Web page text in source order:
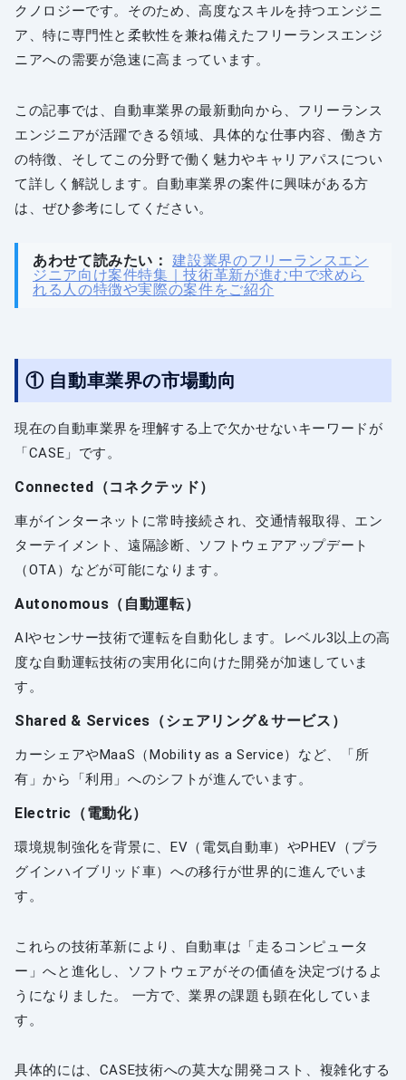
クノロジーです。そのため、高度なスキルを持つエンジニ
ア、特に専門性と柔軟性を兼ね備えたフリーランスエンジ
ニアへの需要が急速に高まっています。
この記事では、自動車業界の最新動向から、フリーランス
エンジニアが活躍できる領域、具体的な仕事内容、働き方
の特徴、そしてこの分野で働く魅力やキャリアパスについ
て詳しく解説します。自動車業界の案件に興味がある方
は、ぜひ参考にしてください。
あわせて読みたい：
建設業界のフリーランスエン
ジニア向け案件特集｜技術革新が進む中で求めら
れる人の特徴や実際の案件をご紹介
① 自動車業界の市場動向
現在の自動車業界を理解する上で欠かせないキーワードが
「CASE」です。
Connected（コネクテッド）
車がインターネットに常時接続され、交通情報取得、エン
ターテイメント、遠隔診断、ソフトウェアアップデート
（OTA）などが可能になります。
Autonomous（自動運転）
AIやセンサー技術で運転を自動化します。レベル3以上の高
度な自動運転技術の実用化に向けた開発が加速していま
す。
Shared & Services（シェアリング＆サービス）
カーシェアやMaaS（Mobility as a Service）など、「所
有」から「利用」へのシフトが進んでいます。
Electric（電動化）
環境規制強化を背景に、EV（電気自動車）やPHEV（プラ
グインハイブリッド車）への移行が世界的に進んでいま
す。
これらの技術革新により、自動車は「走るコンピュータ
ー」へと進化し、ソフトウェアがその価値を決定づけるよ
うになりました。 一方で、業界の課題も顕在化していま
す。
具体的には、CASE技術への莫大な開発コスト、複雑化する